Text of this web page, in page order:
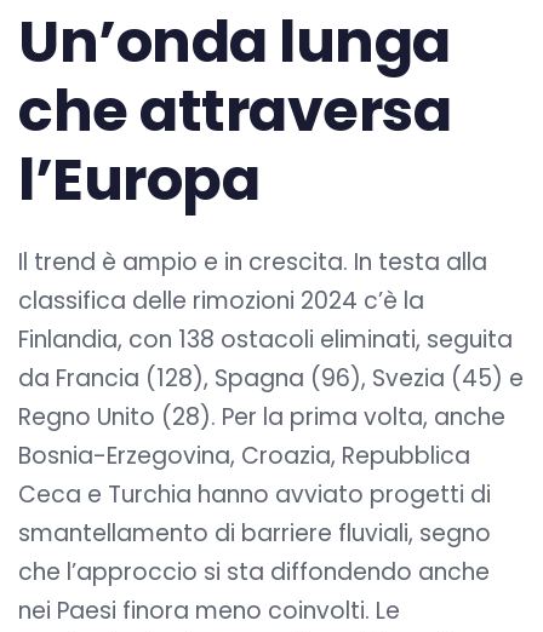
Un’onda lunga
che attraversa
l’Europa
Il trend è ampio e in crescita. In testa alla
classifica delle rimozioni 2024 c’è la
Finlandia, con 138 ostacoli eliminati, seguita
da Francia (128), Spagna (96), Svezia (45) e
Regno Unito (28). Per la prima volta, anche
Bosnia-Erzegovina, Croazia, Repubblica
Ceca e Turchia hanno avviato progetti di
smantellamento di barriere fluviali, segno
che l’approccio si sta diffondendo anche
nei Paesi finora meno coinvolti. Le